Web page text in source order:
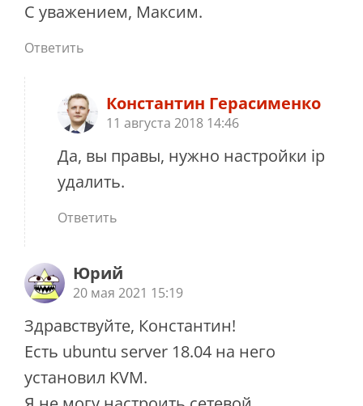
С уважением, Максим.
Ответить
Константин Герасименко
11 августа 2018 14:46
Да, вы правы, нужно настройки ip
удалить.
Ответить
Юрий
20 мая 2021 15:19
Здравствуйте, Константин!
Есть ubuntu server 18.04 на него
установил KVM.